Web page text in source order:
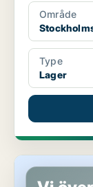
Område
Type
Lager
Industrilokal i